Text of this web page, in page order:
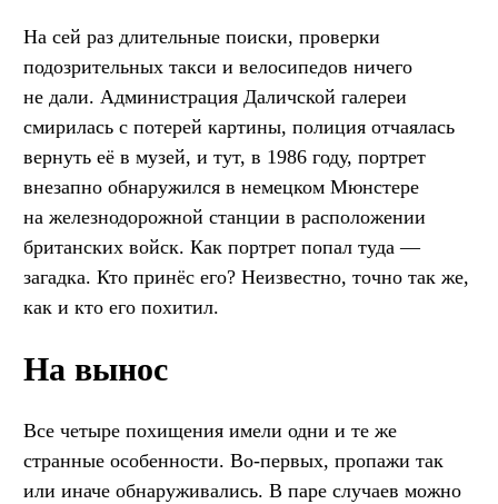
На сей раз длительные поиски, проверки
подозрительных такси и велосипедов ничего
не дали. Администрация Даличской галереи
смирилась с потерей картины, полиция отчаялась
вернуть её в музей, и тут, в 1986 году, портрет
внезапно обнаружился в немецком Мюнстере
на железнодорожной станции в расположении
британских войск. Как портрет попал туда —
загадка. Кто принёс его? Неизвестно, точно так же,
как и кто его похитил.
На вынос
Все четыре похищения имели одни и те же
странные особенности. Во-первых, пропажи так
или иначе обнаруживались. В паре случаев можно